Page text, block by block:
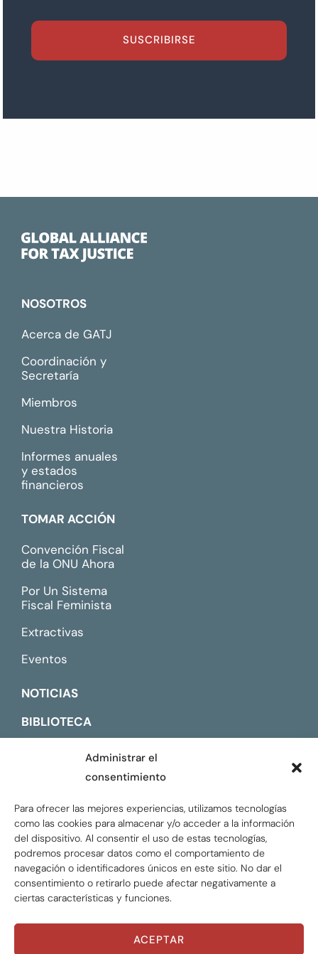
Administrar el
consentimiento
Para ofrecer las mejores experiencias, utilizamos tecnologías
como las cookies para almacenar y/o acceder a la información
del dispositivo. Al consentir el uso de estas tecnologías,
podremos procesar datos como el comportamiento de
navegación o identificadores únicos en este sitio. No dar el
consentimiento o retirarlo puede afectar negativamente a
ciertas características y funciones.
ACEPTAR
SUSCRIBIRSE
NOSOTROS
Acerca de GATJ
Coordinación y
Secretaría
Miembros
Nuestra Historia
Informes anuales
y estados
financieros
TOMAR ACCIÓN
Convención Fiscal
de la ONU Ahora
Por Un Sistema
Fiscal Feminista
Extractivas
Eventos
NOTICIAS
BIBLIOTECA
Global Tax Justice © 2026. Todos los derechos